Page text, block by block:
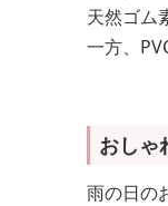
天然ゴム
一方、
おしゃ
雨の日の